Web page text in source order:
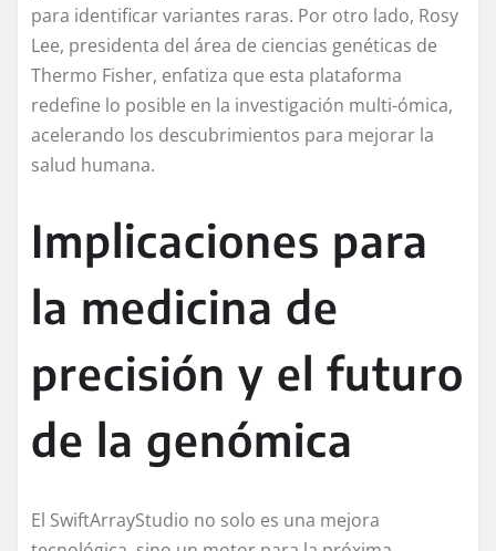
para identificar variantes raras. Por otro lado, Rosy
Lee, presidenta del área de ciencias genéticas de
Thermo Fisher, enfatiza que esta plataforma
redefine lo posible en la investigación multi-ómica,
acelerando los descubrimientos para mejorar la
salud humana.
Implicaciones para
la medicina de
precisión y el futuro
de la genómica
El SwiftArrayStudio no solo es una mejora